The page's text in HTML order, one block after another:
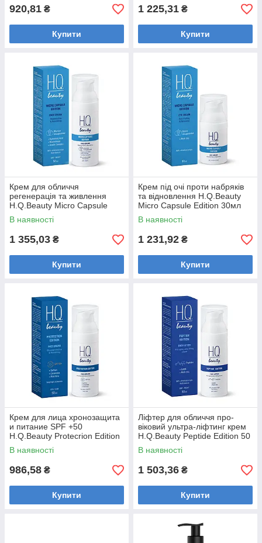
920,81 ₴
Купити
1 225,31 ₴
Купити
Крем для обличчя
регенерація та живлення
H.Q.Beauty Micro Capsule
Edition 50мл
В наявності
1 355,03 ₴
Купити
Крем під очі проти набряків
та відновлення H.Q.Beauty
Micro Capsule Edition 30мл
В наявності
1 231,92 ₴
Купити
Крем для лица хронозащита
и питание SPF +50
H.Q.Beauty Protecrion Edition
50мл
В наявності
986,58 ₴
Купити
Ліфтер для обличчя про-
віковий ультра-ліфтинг крем
H.Q.Beauty Peptide Edition 50
мл
В наявності
1 503,36 ₴
Купити